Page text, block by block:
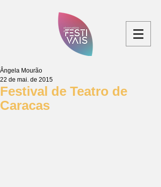
Festival de Teatro de
Caracas
Ângela Mourão
22 de mai. de 2015